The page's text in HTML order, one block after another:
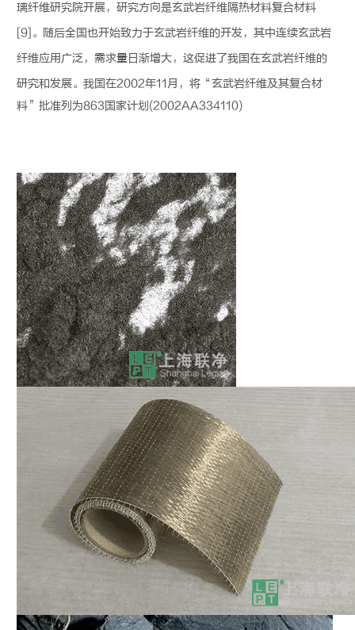
璃纤维研究院开展，研究方向是玄武岩纤维隔热材料复合材料
[9]。随后全国也开始致力于玄武岩纤维的开发，其中连续玄武岩
纤维应用广泛，需求量日渐增大，这促进了我国在玄武岩纤维的
研究和发展。我国在2002年11月，将“玄武岩纤维及其复合材
料”批准列为863国家计划(2002AA334110)